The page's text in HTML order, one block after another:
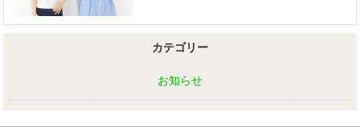
カテゴリー
お知らせ